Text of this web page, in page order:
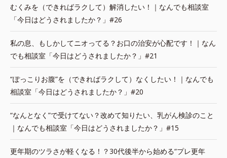
むくみを（できればラクして）解消したい！｜なんでも相談室
「今日はどうされましたか？」#26
私の息、もしかしてニオってる？お口の治安が心配です！｜なん
でも相談室「今日はどうされましたか？」#21
“ぽっこりお腹”を（できればラクして）なくしたい！｜なんでも
相談室「今日はどうされましたか？」#20
“なんとなく”で受けてない？改めて知りたい、乳がん検診のこと
｜なんでも相談室「今日はどうされましたか？」#15
更年期のツラさが軽くなる！？30代後半から始める“プレ更年